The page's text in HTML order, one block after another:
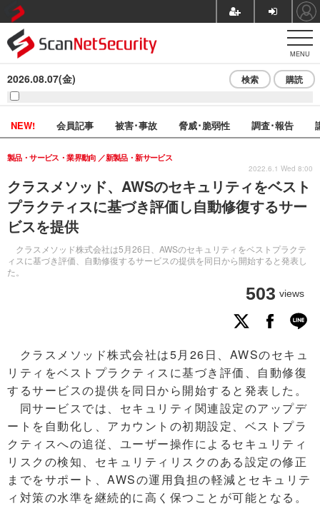
MENU
2026.08.07(金) 検索 購読
NEW! 会員記事 被害･事故 脅威･脆弱性 調査･報告
クラスメソッド、AWSのセキュリティをベスト
プラクティスに基づき評価し自動修復するサー
ビスを提供
クラスメソッド株式会社は5月26日、AWSのセキュリティをベストプラクテ
ィスに基づき評価、自動修復するサービスの提供を同日から開始すると発表し
た。
製品・サービス・業界動向 新製品・新サービス
503 views
2022.6.1 Wed 8:00
クラスメソッド株式会社は5月26日、AWSのセキュ
リティをベストプラクティスに基づき評価、自動修復
するサービスの提供を同日から開始すると発表した。
同サービスでは、セキュリティ関連設定のアップデ
ートを自動化し、アカウントの初期設定、ベストプラ
クティスへの追従、ユーザー操作によるセキュリティ
リスクの検知、セキュリティリスクのある設定の修正
までをサポート、AWSの運用負担の軽減とセキュリテ
ィ対策の水準を継続的に高く保つことが可能となる。